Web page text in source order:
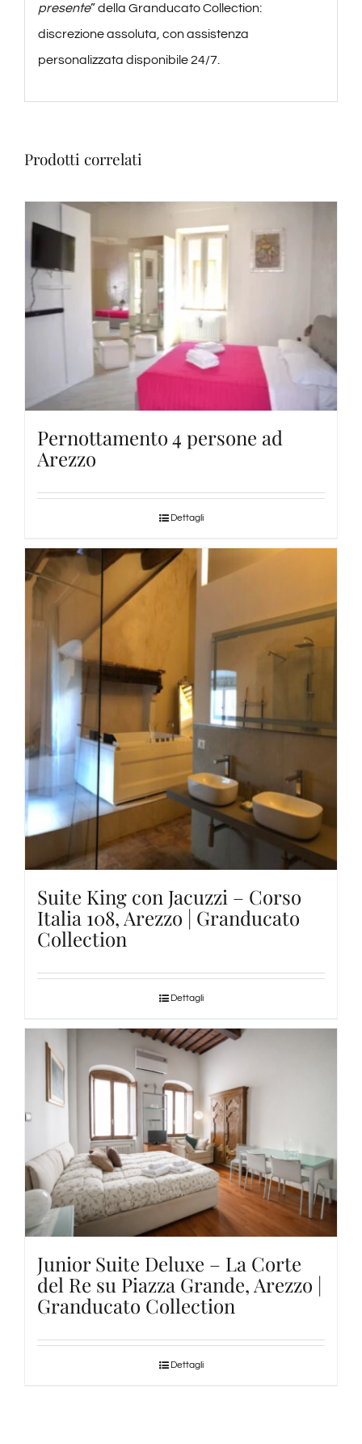
presente” della Granducato Collection:
discrezione assoluta, con assistenza
personalizzata disponibile 24/7.
Prodotti correlati
Pernottamento 4 persone ad
Arezzo
Dettagli
Suite King con Jacuzzi – Corso
Italia 108, Arezzo | Granducato
Collection
Dettagli
Junior Suite Deluxe – La Corte
del Re su Piazza Grande, Arezzo |
Granducato Collection
Dettagli